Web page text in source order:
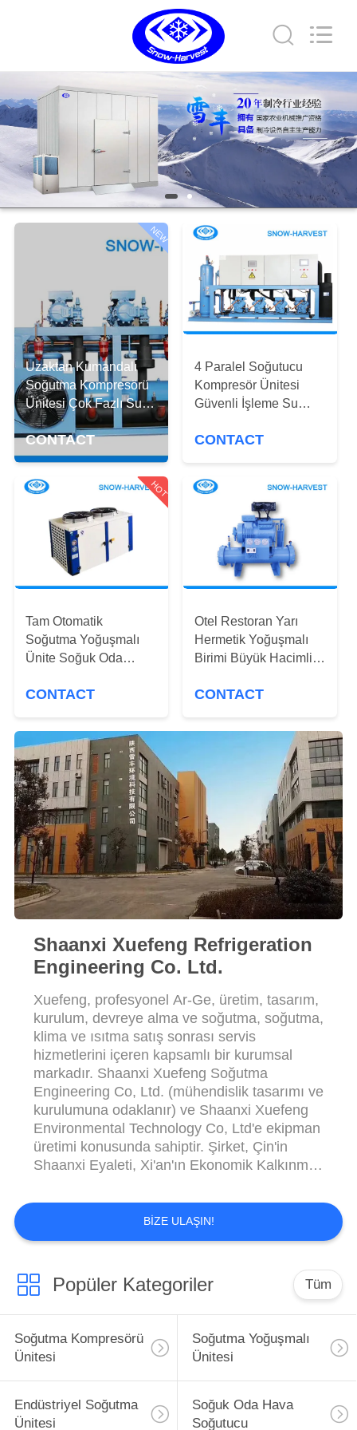
ÜRÜN:%
S
HAKKIMIZDA
TURU
KALITE
KONTROL
BIZE
ULAŞIN
HABERLER
TEKLIF
ISTEĞI
SITE
HARITASI
POLICY
Reserved.
NEW
Uzaktan Kumandalı
Soğutma Kompresörü
Ünitesi Çok Fazlı Su
Soğutma Kompresörü
CONTACT
4 Paralel Soğutucu
Kompresör Ünitesi
Güvenli İşleme Su
CONTACT
HOT
Tam Otomatik
Soğutma Yoğuşmalı
Ünite Soğuk Oda
CONTACT
Otel Restoran Yarı
Hermetik Yoğuşmalı
Birimi Büyük Hacimli
CONTACT
Shaanxi Xuefeng Refrigeration
Engineering Co. Ltd.
Xuefeng, profesyonel Ar-Ge, üretim, tasarım,
kurulum, devreye alma ve soğutma, soğutma,
klima ve ısıtma satış sonrası servis
hizmetlerini içeren kapsamlı bir kurumsal
markadır. Shaanxi Xuefeng Soğutma
Engineering Co, Ltd. (mühendislik tasarımı ve
kurulumuna odaklanır) ve Shaanxi Xuefeng
Environmental Technology Co, Ltd'e ekipman
üretimi konusunda sahiptir. Şirket, Çin'in
Shaanxi Eyaleti, Xi'an'ın Ekonomik Kalkınma
fazla bir alanı kapsayan bir işleme tesisi alanı
ve depolama alanı üretir. Şirket, uluslararası
üne sahip şirketler ile uzun vadeli stratejik ...
BIZE ULAŞIN!
Popüler Kategoriler Tüm
Soğutma Kompresörü
Ünitesi
Soğutma Yoğuşmalı
Ünitesi
Endüstriyel Soğutma
Ünitesi
Soğuk Oda Hava
Soğutucu